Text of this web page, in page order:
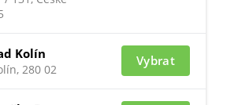
s produkty jiných značek s
funguje v teplotním rozmezí -40 ? až +60
systém zahřívání.
Kolín
280 02
Vybrat